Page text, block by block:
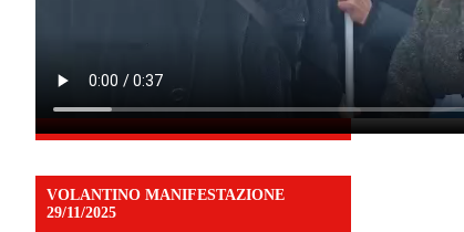
VOLANTINO MANIFESTAZIONE
29/11/2025